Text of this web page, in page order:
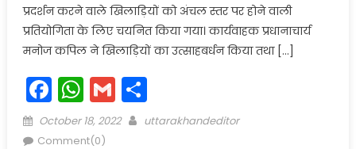
प्रदर्शन करने वाले खिलाड़ियों को अंचल स्तर पर होने वाली
प्रतियोगिता के लिए चयनित किया गया। कार्यवाहक प्रधानाचार्य
मनोज कपिल ने खिलाड़ियों का उत्साहबर्धन किया तथा […]
Facebook
WhatsApp
GmailShare
Posted
on
October 18, 2022 Author
uttarakhandeditor
Comment(0)